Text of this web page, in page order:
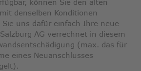
können Sie den alten
denselben Konditionen
uns dafür einfach Ihre neue
AG verrechnet in diesem
(max. das für
eines Neuanschlusses